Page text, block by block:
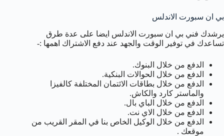
بي ان سبورت الاندلس
يرشدك فني بي ان سبورت الاندلس ايضا على عدة طرق
تساعدك في توفير الوقت والجهد عند دفع الاشتراك اهمها :-
الدفع من خلال البنوك.
الدفع من خلال الحوالات البنكية.
الدفع من خلال بطاقات الائتمان المختلفة كالفيزا
والماستر كارد والكاش.
الدفع من خلال الباي بال.
الدفع من خلال الاي نت.
الدفع من خلال الوكيل الخاص بنا في المقر القريب من
موقعك .